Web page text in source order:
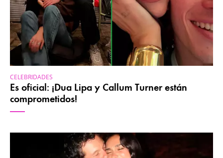
CELEBRIDADES
Es oficial: ¡Dua Lipa y Callum Turner están
comprometidos!